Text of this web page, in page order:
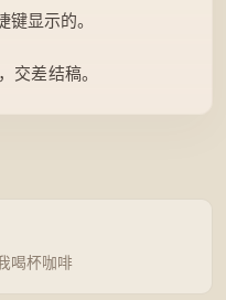
显示的。
交差结稿。
喝杯咖啡